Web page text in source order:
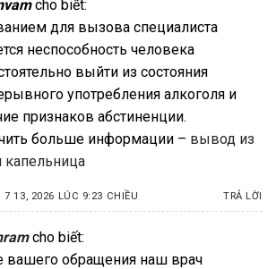
cho biết:
для вызова специалиста
неспособность человека
выйти из состояния
употребления алкоголя и
признаков абстиненции.
больше информации – вывод из
капельница
7 13, 2026 LÚC 9:23 CHIỀU TRẢ LỜI
cho biết:
вашего обращения наш врач